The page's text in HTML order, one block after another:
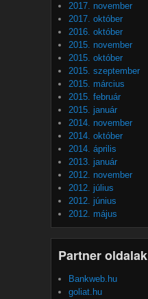
2017. november
2017. október
2016. október
2015. november
2015. október
2015. szeptember
2015. március
2015. február
2015. január
2014. november
2014. október
2014. április
2013. január
2012. november
2012. július
2012. június
2012. május
Partner oldalak
Bankweb.hu
goliat.hu